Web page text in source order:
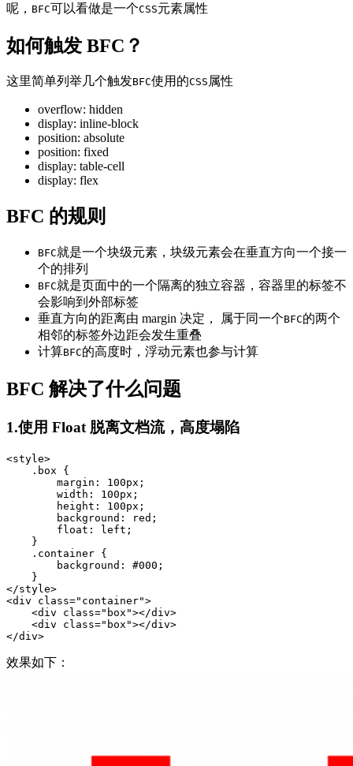
呢， BFC可以看做是一个CSS元素属性
如何触发 BFC？
这里简单列举几个触发BFC使用的CSS 属性
overflow: hidden
display: inline-block
position: absolute
position: fixed
display: table-cell
display: flex
BFC 的规则
BFC就是一个块级元素，块级元素会在垂直方向一个接一
个的排列
BFC就是页面中的一个隔离的独立容器，容器里的标签不
会影响到外部标签
垂直方向的距离由 margin 决定， 属于同一个BFC的两个
相邻的标签外边距会发生重叠
计算BFC的高度时，浮动元素也参与计算
BFC 解决了什么问题
1.使用 Float 脱离文档流，高度塌陷
<style>
    .box {
        margin: 100px;
        width: 100px;
        height: 100px;
        background: red;
        float: left;
    }
    .container {
        background: #000;
    }
</style>
<div class="container">
    <div class="box"></div>
    <div class="box"></div>
效果如下：